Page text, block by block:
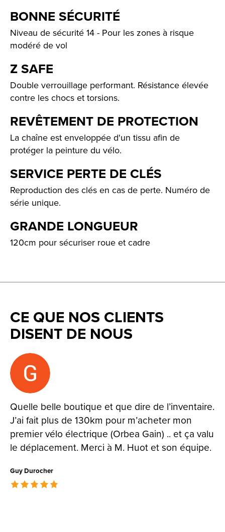
BONNE SÉCURITÉ
Niveau de sécurité 14 - Pour les zones à risque
modéré de vol
Z SAFE
Double verrouillage performant. Résistance élevée
contre les chocs et torsions.
REVÊTEMENT DE PROTECTION
La chaîne est enveloppée d'un tissu afin de
protéger la peinture du vélo.
SERVICE PERTE DE CLÉS
Reproduction des clés en cas de perte. Numéro de
série unique.
GRANDE LONGUEUR
120cm pour sécuriser roue et cadre
CE QUE NOS CLIENTS
DISENT DE NOUS
Testimonial items
Quelle belle boutique et que dire de l’inventaire.
J’ai fait plus de 130km pour m’acheter mon
premier vélo électrique (Orbea Gain) .. et ça valu
le déplacement. Merci à M. Huot et son équipe.
Guy Durocher
The rating of this product is